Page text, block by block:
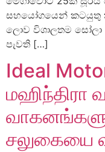
සහයෝගයෙන් කටයුතු
ලොව විශාලතම සෝලා
පැවති […]
Ideal
மஹிந்திரா
சலுகையை